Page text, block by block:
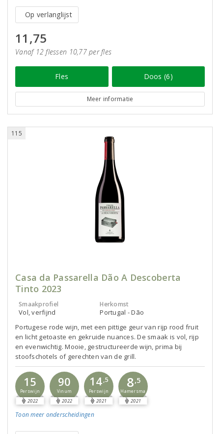
Op verlanglijst
11,75
Vanaf 12 flessen 10,77 per fles
Fles Doos (6)
Meer informatie
115
Casa da Passarella Dão A Descoberta
Tinto 2023
Smaakprofiel
Vol, verfijnd
Herkomst
Portugal - Dão
Portugese rode wijn, met een pittige geur van rijp rood fruit
en licht getoaste en gekruide nuances. De smaak is vol, rijp
en evenwichtig. Mooie, gestructureerde wijn, prima bij
stoofschotels of gerechten van de grill.
15
Perswijn
2022
90
Vinum
2022
14,5
Perswijn
2021
8,5
Hamersma
2021
Toon meer onderscheidingen